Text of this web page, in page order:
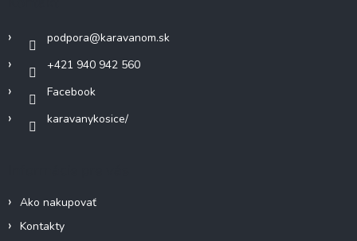
podpora@karavanom.sk
+421 940 942 560
Facebook
karavanykosice/
Ako nakupovať
Kontakty